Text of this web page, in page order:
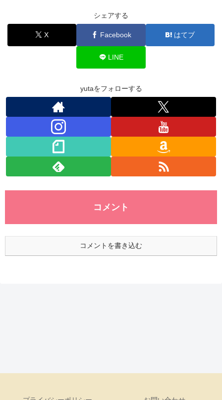
e
b
er
e
dI
at
s
A
p
p
ck
et
シェアする
X Facebook はてブ
LINE
yutaをフォローする
コメント
コメントを書き込む